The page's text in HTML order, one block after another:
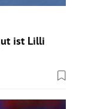
ist Lilli